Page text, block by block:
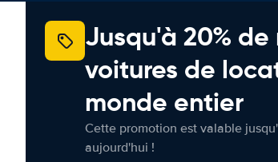
Jusqu'à 20%
voitures de
monde entier
Cette promotion est valable
aujourd'hui !